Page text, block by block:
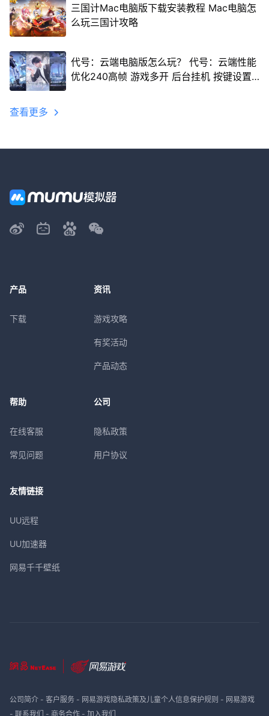
三国计Mac电脑版下载安装教程 Mac电脑怎
么玩三国计攻略
代号：云端电脑版怎么玩？ 代号：云端性能
优化240高帧 游戏多开 后台挂机 按键设置
查看更多
产品
下载
资讯
游戏攻略
有奖活动
产品动态
帮助
在线客服
常见问题
公司
隐私政策
用户协议
友情链接
UU远程
UU加速器
网易千千壁纸
公司简介- 客户服务- 网易游戏隐私政策及儿童个人信息保护规则 - 网易游戏
- 联系我们 - 商务合作- 加入我们